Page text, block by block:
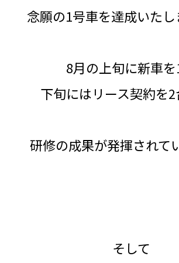
念願の1号車を達成いた
8月の上旬に新車
下旬にはリース契約を
研修の成果が発揮されて
そして